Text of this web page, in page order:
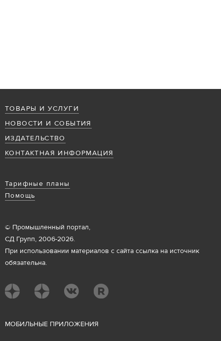
ТОВАРЫ И УСЛУГИ
НОВОСТИ И СОБЫТИЯ
ИЗДАТЕЛЬСТВО
КОНТАКТНАЯ ИНФОРМАЦИЯ
Тарифные планы
Помощь
© Промышленный портал,
СД Групп, 2006-2026.
При использовании материалов с сайта ссылка на источник
обязательна.
МОБИЛЬНЫЕ ПРИЛОЖЕНИЯ